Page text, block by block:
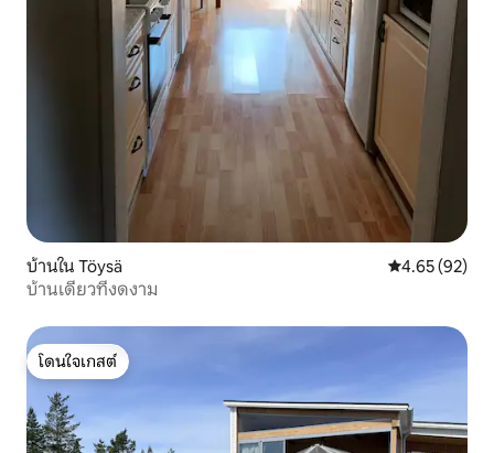
บ้านใน Töysä คะแนนเฉลี่ย
4.65 (92)
บ้านเดี่ยวที่งดงาม
โดนใจเกสต์
โดนใจเกสต์